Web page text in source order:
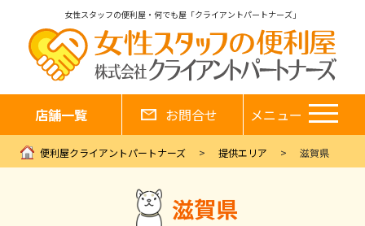
女性スタッフの便利屋・何でも屋「クライアントパートナーズ」
店舗一覧 お問合せ メニュー
便利屋クライアントパートナーズ 提供エリア 滋賀県
滋賀県